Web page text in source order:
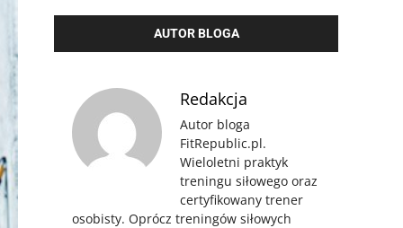
AUTOR BLOGA
Redakcja
Autor bloga
FitRepublic.pl.
Wieloletni praktyk
treningu siłowego oraz
certyfikowany trener
osobisty. Oprócz treningów siłowych